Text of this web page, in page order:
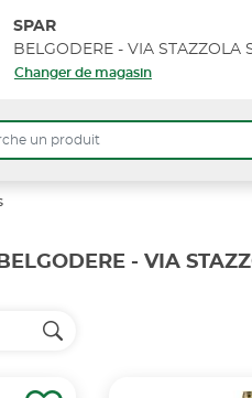
SPAR
Changer de magasin
- VIA